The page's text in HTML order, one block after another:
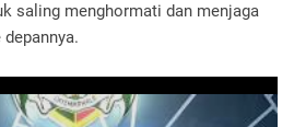
saling menghormati dan menjaga